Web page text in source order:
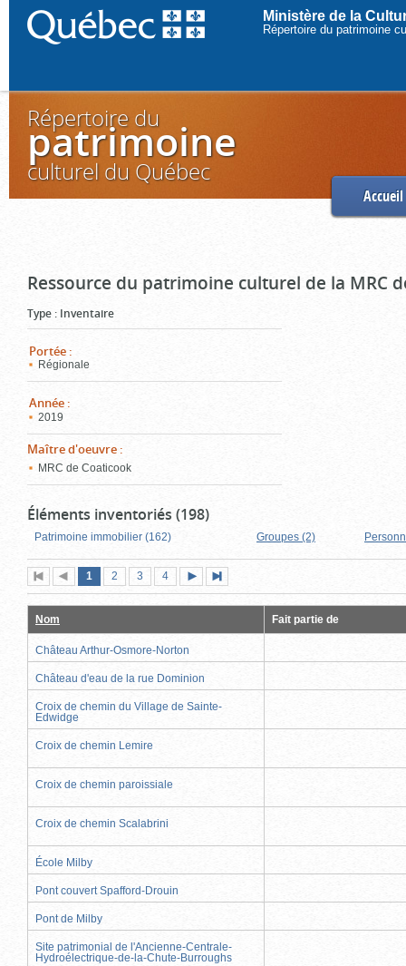
Ministère de la
Répertoire du patrimoine
Répertoire du
patrimoine
culturel du Québec
Accueil
Ressource du patrimoine culturel de la MRC
Type : Inventaire
Portée :
Régionale
Année :
2019
Maître d'oeuvre :
MRC de Coaticook
Éléments inventoriés (198)
Patrimoine immobilier (162) Groupes (2)
Première
page
Page
précédente
Page
1 (page
actuelle)
Page
2 Page
3 Page
4
suivante
page
Nom Fait partie de
Château Arthur-Osmore-Norton
Château d'eau de la rue Dominion
Croix de chemin du Village de Sainte-
Edwidge
Croix de chemin Lemire
Croix de chemin paroissiale
Croix de chemin Scalabrini
École Milby
Pont couvert Spafford-Drouin
Pont de Milby
Site patrimonial de l'Ancienne-Centrale-
Hydroélectrique-de-la-Chute-Burroughs